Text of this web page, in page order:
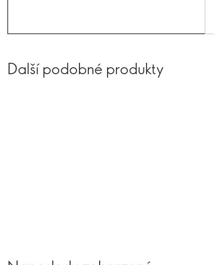
Další podobné produkty